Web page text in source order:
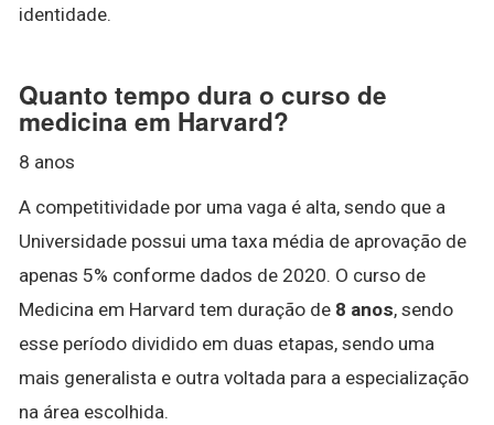
identidade.
Quanto tempo dura o curso de
medicina em Harvard?
8 anos
A competitividade por uma vaga é alta, sendo que a
Universidade possui uma taxa média de aprovação de
apenas 5% conforme dados de 2020. O curso de
Medicina em Harvard tem duração de 8 anos, sendo
esse período dividido em duas etapas, sendo uma
mais generalista e outra voltada para a especialização
na área escolhida.